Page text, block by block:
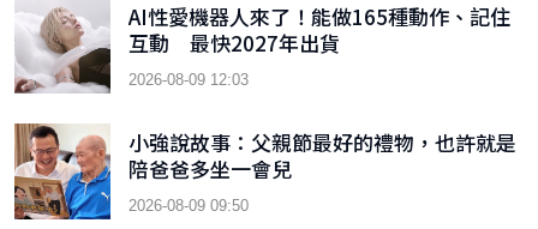
AI性愛機器人來了！能做165種動作、記住
互動 最快2027年出貨
2026-08-09 12:03
小強說故事：父親節最好的禮物，也許就是
陪爸爸多坐一會兒
2026-08-09 09:50